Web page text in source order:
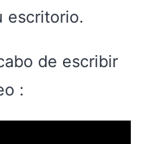
escritorio.
de escribir
: